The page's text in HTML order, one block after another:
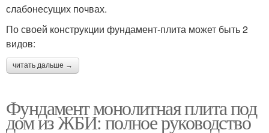
слабонесущих почвах.
По своей конструкции фундамент-плита может быть 2
видов:
читать дальше →
Фундамент монолитная плита под
дом из ЖБИ: полное руководство